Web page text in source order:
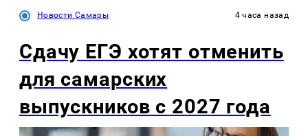
Новости Самары 4 часа назад
Сдачу ЕГЭ хотят отменить
для самарских
выпускников с 2027 года